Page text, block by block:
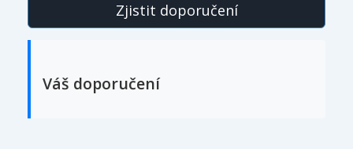
Zjistit doporučení
Váš doporučení